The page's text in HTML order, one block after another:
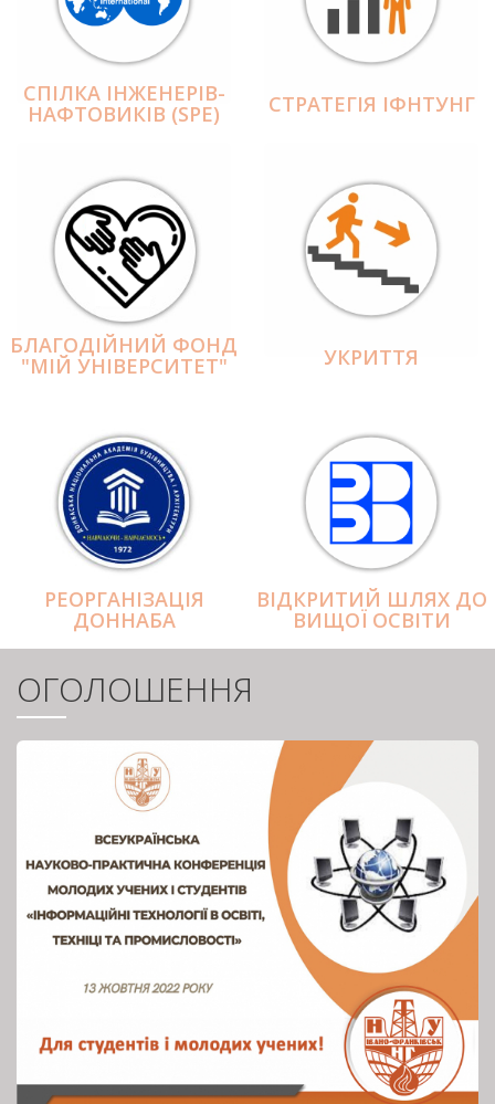
СПІЛКА ІНЖЕНЕРІВ-
НАФТОВИКІВ (SPE) СТРАТЕГІЯ ІФНТУНГ
БЛАГОДІЙНИЙ ФОНД
"МІЙ УНІВЕРСИТЕТ" УКРИТТЯ
РЕОРГАНІЗАЦІЯ
ДОННАБА
ВІДКРИТИЙ ШЛЯХ ДО
ВИЩОЇ ОСВІТИ
ОГОЛОШЕННЯ